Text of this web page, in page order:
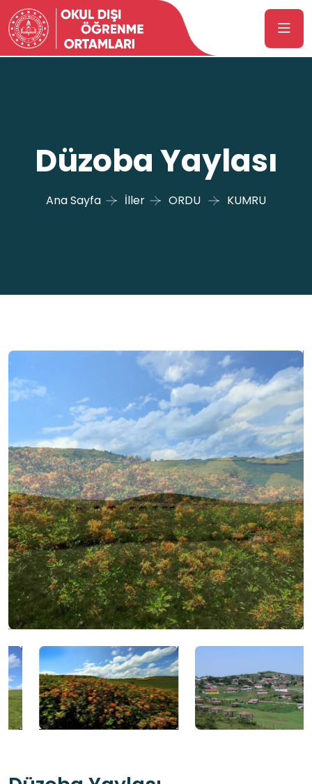
Düzoba Yaylası
Ana Sayfa İller ORDU KUMRU